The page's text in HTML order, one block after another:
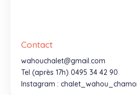
Contact
wahouchalet@gmail.com
Tel (après 17h) 0495 34 42 90
Instagram :